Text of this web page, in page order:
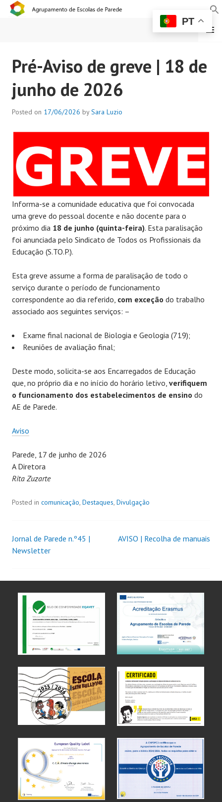
AGRUPAMENTO DE
ESCOLAS DE PAREDE
MENU
Pré-Aviso de greve | 18 de
junho de 2026
Posted on 17/06/2026 bySara Luzio
Informa-se a comunidade educativa que foi convocada
uma greve do pessoal docente e não docente para o
próximo dia 18 de junho (quinta-feira). Esta paralisação
foi anunciada pelo Sindicato de Todos os Profissionais da
Educação (S.TO.P.).
Esta greve assume a forma de paralisação de todo o
serviço durante o período de funcionamento
correspondente ao dia referido, com exceção do trabalho
associado aos seguintes serviços: –
Exame final nacional de Biologia e Geologia (719);
Reuniões de avaliação final;
Deste modo, solicita-se aos Encarregados de Educação
que, no próprio dia e no início do horário letivo, verifiquem
o funcionamento dos estabelecimentos de ensino do
AE de Parede.
Aviso
Parede, 17 de junho de 2026
A Diretora
Rita Zuzarte
Posted in comunicação, Destaques, Divulgação
Jornal de Parede n.º45 |
Newsletter
AVISO | Recolha de manuais
PT